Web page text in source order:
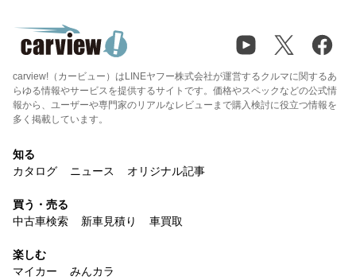
carview!（カービュー）はLINEヤフー株式会社が運営するクルマに関するあ
らゆる情報やサービスを提供するサイトです。価格やスペックなどの公式情
報から、ユーザーや専門家のリアルなレビューまで購入検討に役立つ情報を
多く掲載しています。
知る
カタログ
ニュース オリジナル記事
買う・売る
中古車検索
新車見積り 車買取
楽しむ
マイカー
みんカラ